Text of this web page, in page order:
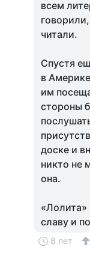
всем
читали.
Спустя
в
им
стороны
доске и
никто не
она.
славу и
8 лет